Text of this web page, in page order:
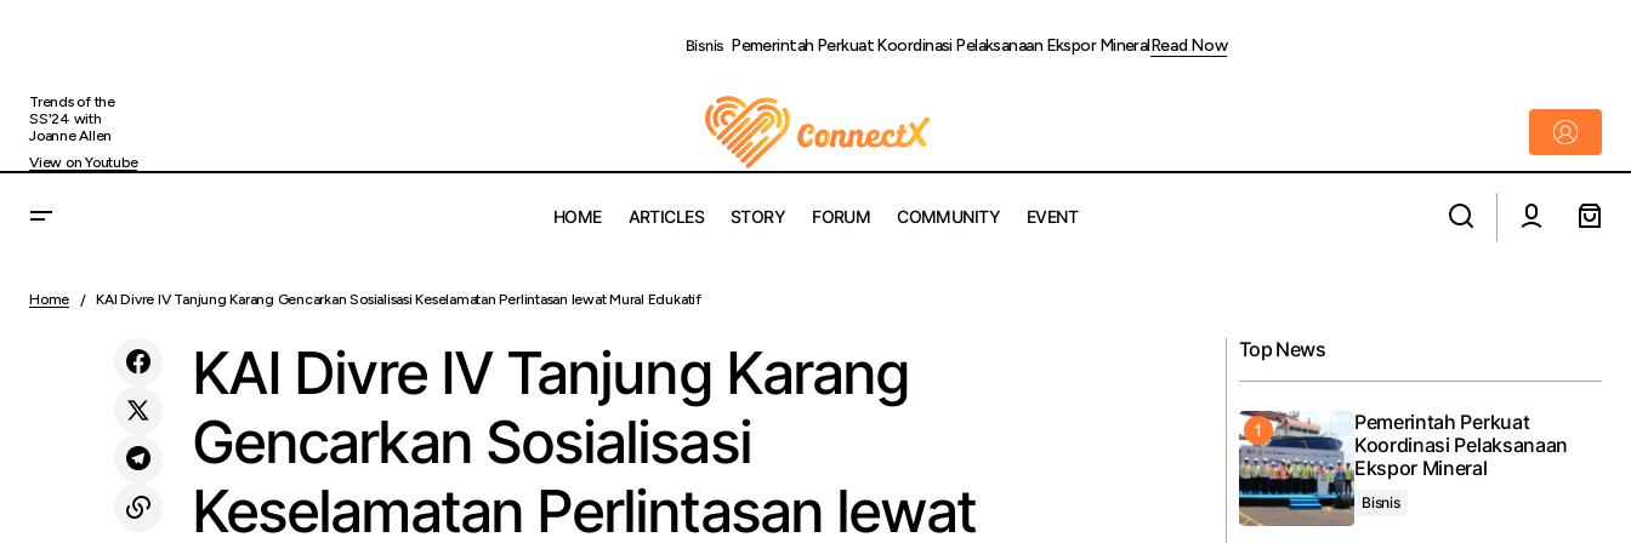
Bisnis Pemerintah Perkuat Koordinasi Pelaksanaan Ekspor MineralRead Now
Trends of the
SS'24 with
Joanne Allen
View on Youtube
HOME ARTICLES STORY FORUM COMMUNITY EVENT
Keamanan Kondusif, Penegakan Hukum
Investment
Mural Edukatif
Home KAI Divre IV Tanjung Karang Gencarkan Sosialisasi Keselamatan Perlintasan lewat Mural Edukatif
KAI Divre IV Tanjung Karang
Gencarkan Sosialisasi
Keselamatan Perlintasan lewat
Top News
Pemerintah Perkuat
Koordinasi Pelaksanaan
Ekspor Mineral
Bisnis